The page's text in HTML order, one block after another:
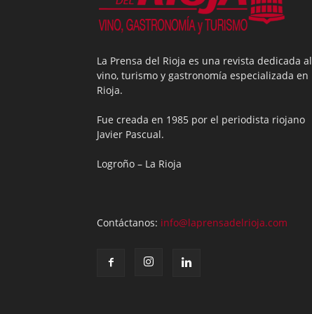
La Prensa del Rioja es una revista dedicada al
vino, turismo y gastronomía especializada en
Rioja.
Fue creada en 1985 por el periodista riojano
Javier Pascual.
Logroño – La Rioja
Contáctanos: info@laprensadelrioja.com